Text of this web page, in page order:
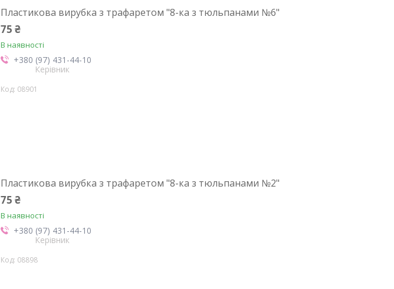
Пластикова вирубка з трафаретом "8-ка з тюльпанами №6"
75 ₴
В наявності
+380 (97) 431-44-10
Керівник
08901
Пластикова вирубка з трафаретом "8-ка з тюльпанами №2"
75 ₴
В наявності
+380 (97) 431-44-10
Керівник
08898